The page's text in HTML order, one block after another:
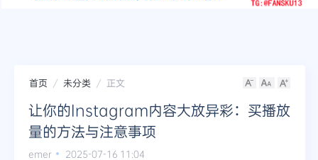
YouTube
Twitter
首页 未分类 正文
让你的Instagram内容大放异彩：买播放
量的方法与注意事项
emer 2025-07-16 11:04